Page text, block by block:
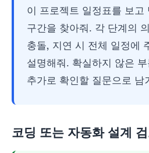
이 프로젝트 일정표를 보고
구간을 찾아줘. 각 단계의
충돌, 지연 시 전체 일정에
설명해줘. 확실하지 않은
추가로 확인할 질문으로 남
코딩 또는 자동화 설계